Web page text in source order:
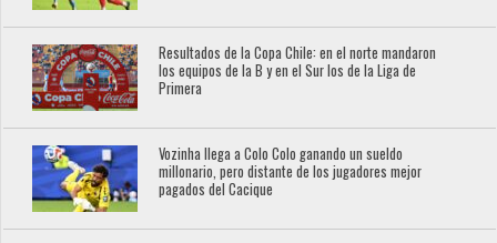
Resultados de la Copa Chile: en el norte mandaron
los equipos de la B y en el Sur los de la Liga de
Primera
Vozinha llega a Colo Colo ganando un sueldo
millonario, pero distante de los jugadores mejor
pagados del Cacique